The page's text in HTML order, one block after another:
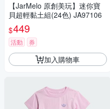
【JarMelo 原創美玩】迷你寶
貝超輕黏土組(24色) JA97106
$449
活動 券
加入購物車